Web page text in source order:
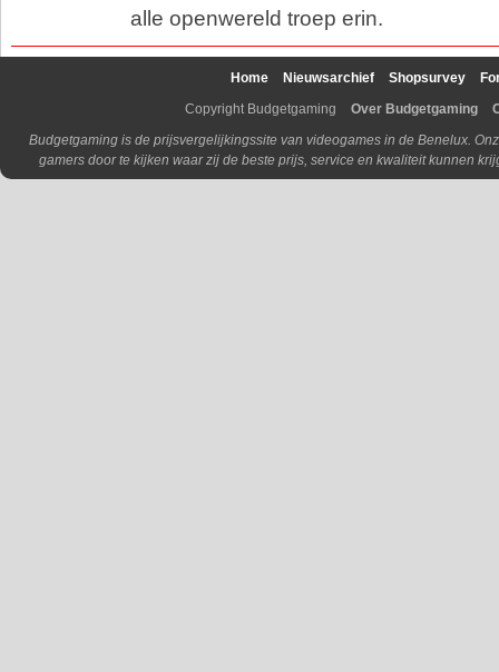
alle openwereld troep erin.
Home Nieuwsarchief Shopsurvey
Copyright Budgetgaming
Over Budgetgaming
Budgetgaming is de prijsvergelijkingssite van videogames in de Benelux.
gamers door te kijken waar zij de beste prijs, service en kwaliteit kunnen